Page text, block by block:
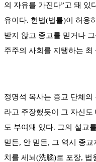
의 자유를 가진다”고 돼 있
유이다. 헌법(법률)이 허용
받지 않고 종교를 믿거나
주주의 사회를 지탱하는
정명석 목사는 종교 단체
라고 주장했듯이 그 자신도
도 부여돼 있다. 그의 설교
믿든, 안 믿든, 그 역시 종
치를 세뇌(洗腦)로 포장, 법